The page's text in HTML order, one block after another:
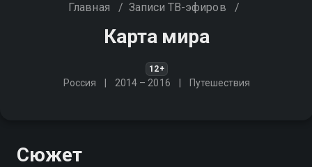
Главная / Записи ТВ-эфиров /
Карта мира
12+
Россия 2014 – 2016 Путешествия
Сюжет